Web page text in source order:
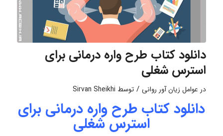
دانلود کتاب طرح واره درمانی برای
استرس شغلی
در عوامل زیان آور روانی / توسط Sirvan Sheikhi
دانلود کتاب طرح واره درمانی برای
استرس شغلی